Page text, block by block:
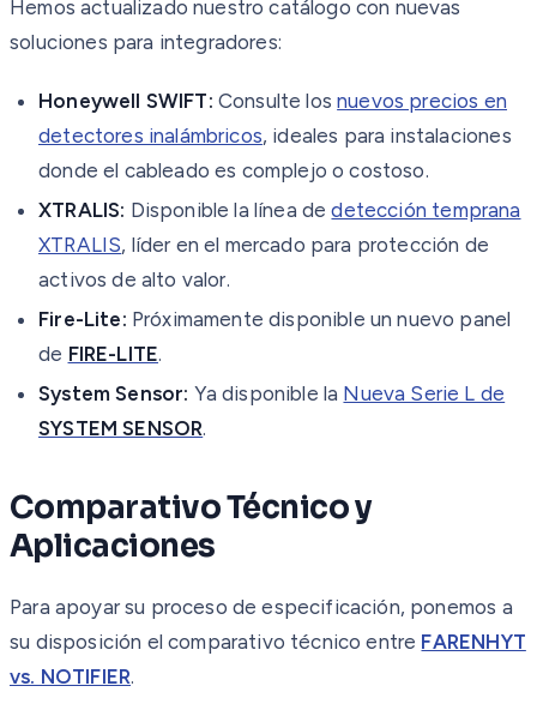
Hemos actualizado nuestro catálogo con nuevas
soluciones para integradores:
Honeywell SWIFT: Consulte losnuevos precios en
detectores inalámbricos, ideales para instalaciones
donde el cableado es complejo o costoso.
XTRALIS: Disponible la línea dedetección temprana
XTRALIS, líder en el mercado para protección de
activos de alto valor.
Fire-Lite: Próximamente disponible un nuevo panel
de FIRE-LITE.
System Sensor: Ya disponible la Nueva Serie L de
SYSTEM SENSOR.
Comparativo Técnico y
Aplicaciones
Para apoyar su proceso de especificación, ponemos a
su disposición el comparativo técnico entre FARENHYT
vs. NOTIFIER.